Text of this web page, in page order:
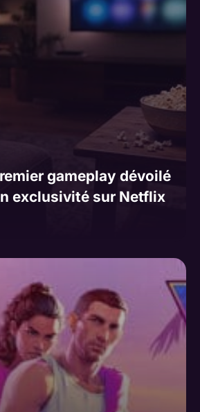
gameplay dévoilé
exclusivité sur Netflix